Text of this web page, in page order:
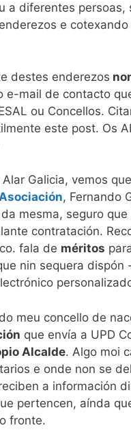
a diferentes
e
destes enderezos
e-mail de contacto
ou Concellos.
este post. Os
Galicia, vemos
, Fernando
da mesma, seguro
contratación.
fala de méritos
nin sequera
meu concello de
que envía a UPD
Alcalde. Algo moi
e onde non se
a información
pertencen, aínda
fronte.